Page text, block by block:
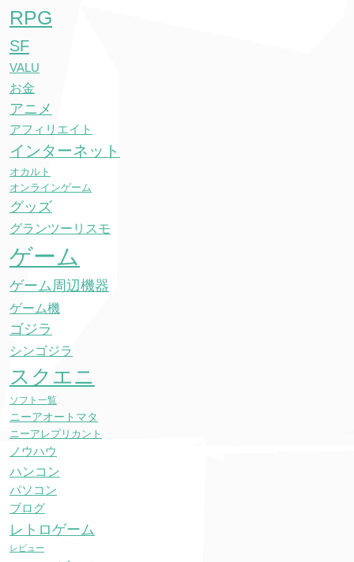
RPG
SF
VALU
お金
アニメ
アフィリエイト
インターネット
オカルト
オンラインゲーム
グッズ
グランツーリスモ
ゲーム
ゲーム周辺機器
ゲーム機
ゴジラ
シンゴジラ
スクエニ
ソフト一覧
ニーアオートマタ
ニーアレプリカント
ノウハウ
ハンコン
パソコン
ブログ
レトロゲーム
レビュー